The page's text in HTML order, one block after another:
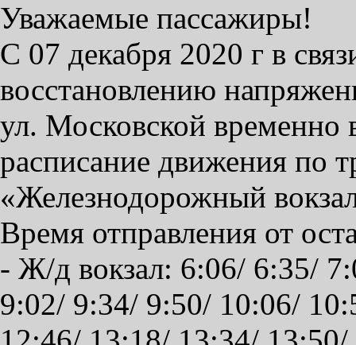
Уважаемые пассажиры!
С 07 декабря 2020 г в
восстановлению
ул. Московской временно
расписание движения по
«Железнодорожный
Время отправления от
- Ж/д вокзал: 6:06/ 6:35/
9:02/ 9:34/ 9:50/ 10:06/